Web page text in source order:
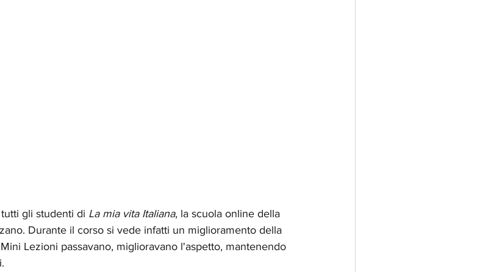
gli studenti di La mia vita Italiana, la scuola online della
Durante il corso si vede infatti un miglioramento della
Lezioni passavano, miglioravano l'aspetto, mantenendo